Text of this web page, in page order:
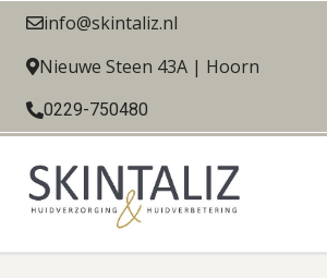
info@skintaliz.nl
Nieuwe Steen 43A | Hoorn
0229-750480